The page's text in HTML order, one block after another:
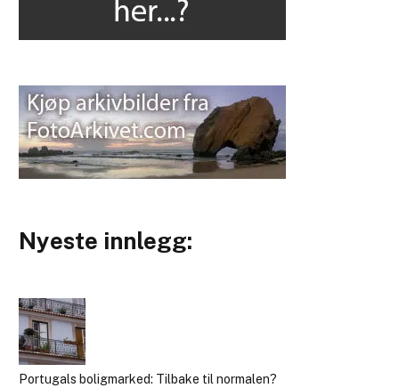
Nyeste innlegg:
Portugals boligmarked: Tilbake til normalen?